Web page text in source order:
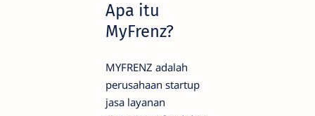
Apa itu
MyFrenz?
MYFRENZ adalah
perusahaan startup
jasa layanan